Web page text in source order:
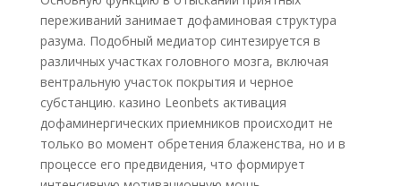
переживаний занимает дофаминовая структура
разума. Подобный медиатор синтезируется в
различных участках головного мозга, включая
вентральную участок покрытия и черное
субстанцию. казино Leonbets активация
дофаминергических приемников происходит не
только во момент обретения блаженства, но и в
процессе его предвидения, что формирует